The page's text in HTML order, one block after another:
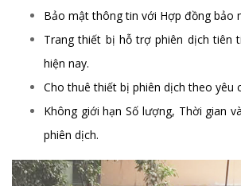
Bảo mật thông tin với Hợp đồng bảo
Trang thiết bị hỗ trợ phiên dịch tiên
hiện nay.
Cho thuê thiết bị phiên dịch theo yêu
Không giới hạn Số lượng, Thời gian
phiên dịch.